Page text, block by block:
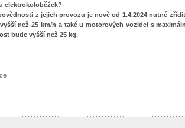
elektrokoloběžek?
z jejich provozu je nově od 1.4.2024 nutné
než 25 km/h a také u motorových vozidel s
bude vyšší než 25 kg.